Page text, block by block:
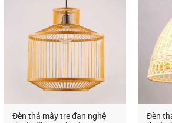
Đèn Thả Gỗ
An An Decor luôn tìm kiếm để
đèn tường hiện đại chất lượng
chúng tôi còn tự thiết kế và sản
tường theo ý tưởng khách hàng
Đèn thả mây tre đan nghệ
Đèn